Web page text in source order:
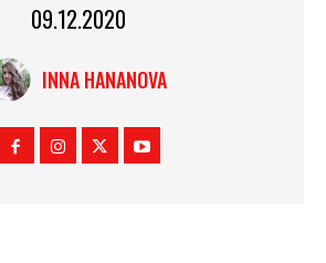
09.12.2020
INNA HANANOVA